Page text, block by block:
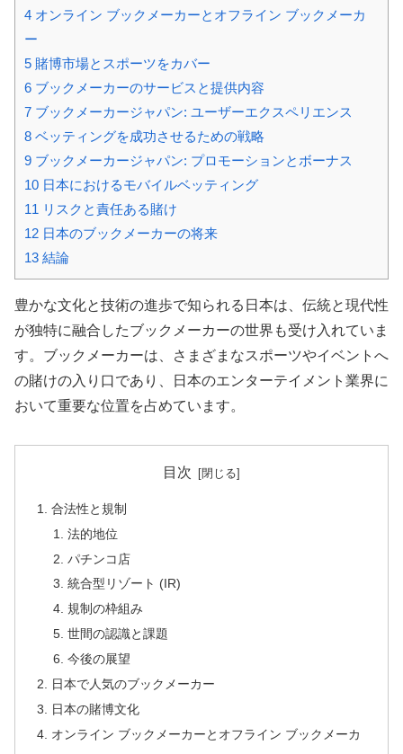
4 オンライン ブックメーカーとオフライン ブックメーカ
ー
5 賭博市場とスポーツをカバー
6 ブックメーカーのサービスと提供内容
7 ブックメーカージャパン: ユーザーエクスペリエンス
8 ベッティングを成功させるための戦略
9 ブックメーカージャパン: プロモーションとボーナス
10 日本におけるモバイルベッティング
11 リスクと責任ある賭け
12 日本のブックメーカーの将来
13 結論
豊かな文化と技術の進歩で知られる日本は、伝統と現代性
が独特に融合したブックメーカーの世界も受け入れていま
す。ブックメーカーは、さまざまなスポーツやイベントへ
の賭けの入り口であり、日本のエンターテイメント業界に
おいて重要な位置を占めています。
目次
合法性と規制
法的地位
パチンコ店
統合型リゾート (IR)
規制の枠組み
世間の認識と課題
今後の展望
日本で人気のブックメーカー
日本の賭博文化
オンライン ブックメーカーとオフライン ブックメーカ